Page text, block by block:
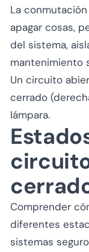
La
apagar cosas,
del sistema,
mantenimiento
Un circuito
cerrado
lámpara.
Comprender
diferentes
sistemas